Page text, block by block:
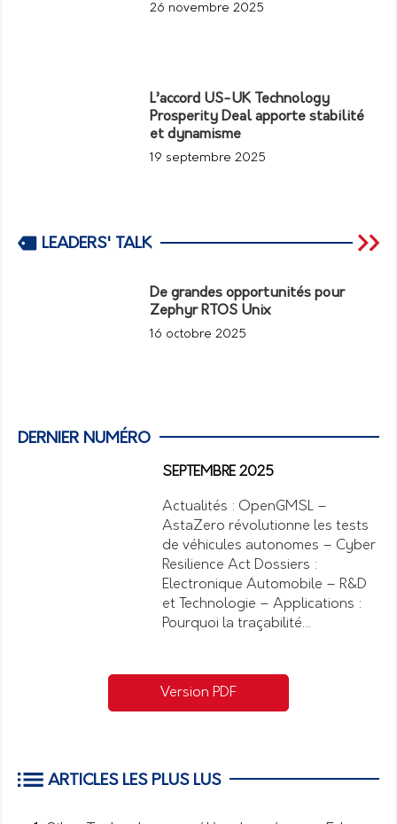
26 novembre 2025
L’accord US-UK Technology
Prosperity Deal apporte stabilité
et dynamisme
19 septembre 2025
LEADERS' TALK
De grandes opportunités pour
Zephyr RTOS Unix
16 octobre 2025
DERNIER NUMÉRO
SEPTEMBRE 2025
Actualités : OpenGMSL –
AstaZero révolutionne les tests
de véhicules autonomes – Cyber
Resilience Act Dossiers :
Electronique Automobile – R&D
et Technologie – Applications :
Pourquoi la traçabilité…
Version PDF
ARTICLES LES PLUS LUS